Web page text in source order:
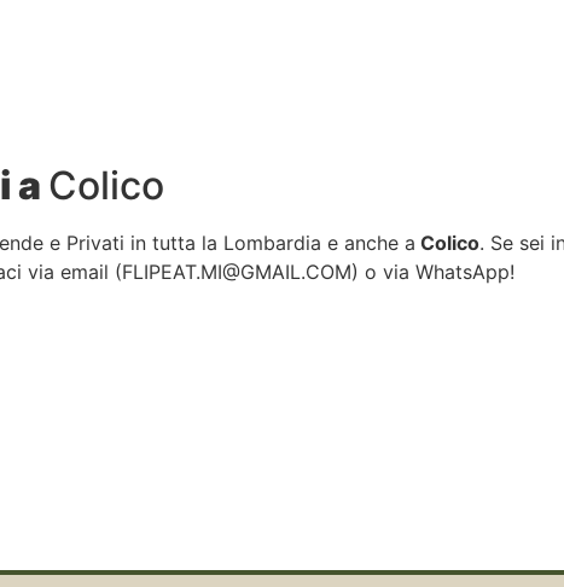
a Colico
e Privati in tutta la Lombardia e anche a Colico. Se sei
via email (FLIPEAT.MI@GMAIL.COM) o via WhatsApp!